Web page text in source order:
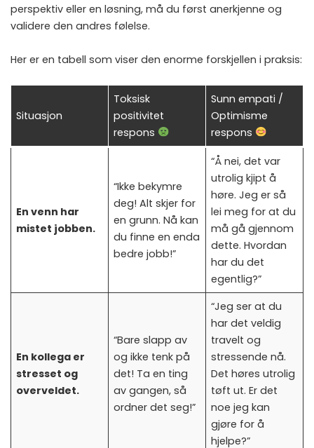
perspektiv eller en løsning, må du først anerkjenne og
validere den andres følelse.
Her er en tabell som viser den enorme forskjellen i praksis:
Situasjon
Toksisk
positivitet
respons
Sunn empati /
Optimisme
respons
En venn har
mistet jobben.
“Ikke bekymre
deg! Alt skjer for
en grunn. Nå kan
du finne en enda
bedre jobb!”
“Å nei, det var
utrolig kjipt å
høre. Jeg er så
lei meg for at du
må gå gjennom
dette. Hvordan
har du det
egentlig?”
En kollega er
stresset og
overveldet.
“Bare slapp av
og ikke tenk på
det! Ta en ting
av gangen, så
ordner det seg!”
“Jeg ser at du
har det veldig
travelt og
stressende nå.
Det høres utrolig
tøft ut. Er det
noe jeg kan
gjøre for å
hjelpe?”